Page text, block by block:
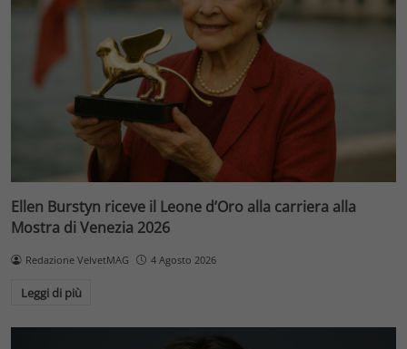
Ellen Burstyn riceve il Leone d’Oro alla carriera alla
Mostra di Venezia 2026
Redazione VelvetMAG 4 Agosto 2026
Leggi di più